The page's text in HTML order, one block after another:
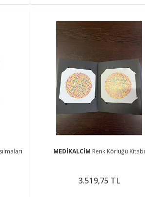
MEDİKALCİM Renk Körlüğü Kitabı
3.519,75 TL